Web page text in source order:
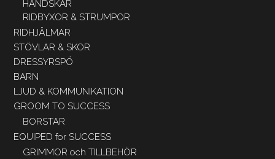
HANDSKAR
RIDBYXOR & STRUMPOR
RIDHJÄLMAR
STÖVLAR & SKOR
DRESSYRSPÖ
BARN
LJUD & KOMMUNIKATION
GROOM TO SUCCESS
BORSTAR
EQUIPED for SUCCESS
GRIMMOR och TILLBEHÖR